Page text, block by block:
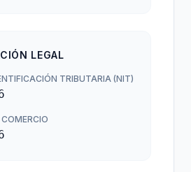
LEGAL
TRIBUTARIA (NIT)